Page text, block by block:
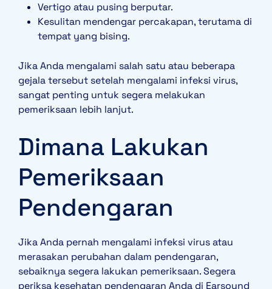
Vertigo atau pusing berputar.
Kesulitan mendengar percakapan, terutama di
tempat yang bising.
Jika Anda mengalami salah satu atau beberapa
gejala tersebut setelah mengalami infeksi virus,
sangat penting untuk segera melakukan
pemeriksaan lebih lanjut.
Dimana Lakukan
Pemeriksaan
Pendengaran
Jika Anda pernah mengalami infeksi virus atau
merasakan perubahan dalam pendengaran,
sebaiknya segera lakukan pemeriksaan. Segera
periksa kesehatan pendengaran Anda di Earsound